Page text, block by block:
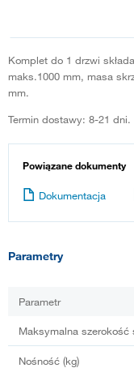
Komplet do 1 drzwi
maks.1000 mm, masa
mm.
Termin dostawy: 8-21 dni.
Powiązane dokumenty
Dokumentacja
Parametry
Parametr
Maksymalna szerokość
Nośność (kg)